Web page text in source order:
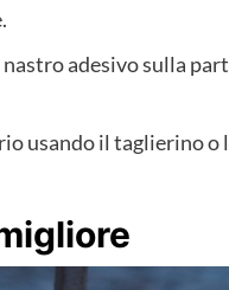
adesivo sulla
usando il taglierino o